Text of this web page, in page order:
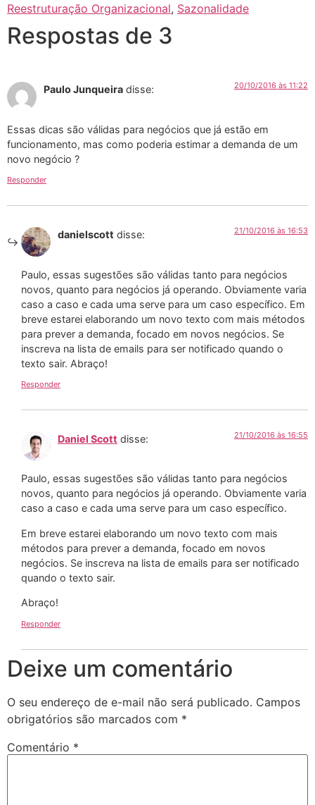
Reestruturação Organizacional, Sazonalidade
Respostas de 3
Paulo Junqueira disse: 20/10/2016 às 11:22
Essas dicas são válidas para negócios que já estão em
funcionamento, mas como poderia estimar a demanda de um
novo negócio ?
Responder
danielscott disse: 21/10/2016 às 16:53
Paulo, essas sugestões são válidas tanto para negócios
novos, quanto para negócios já operando. Obviamente varia
caso a caso e cada uma serve para um caso específico. Em
breve estarei elaborando um novo texto com mais métodos
para prever a demanda, focado em novos negócios. Se
inscreva na lista de emails para ser notificado quando o
texto sair. Abraço!
Responder
Daniel Scott disse: 21/10/2016 às 16:55
Paulo, essas sugestões são válidas tanto para negócios
novos, quanto para negócios já operando. Obviamente varia
caso a caso e cada uma serve para um caso específico.
Em breve estarei elaborando um novo texto com mais
métodos para prever a demanda, focado em novos
negócios. Se inscreva na lista de emails para ser notificado
quando o texto sair.
Abraço!
Responder
Deixe um comentário
O seu endereço de e-mail não será publicado. Campos
obrigatórios são marcados com *
Comentário *